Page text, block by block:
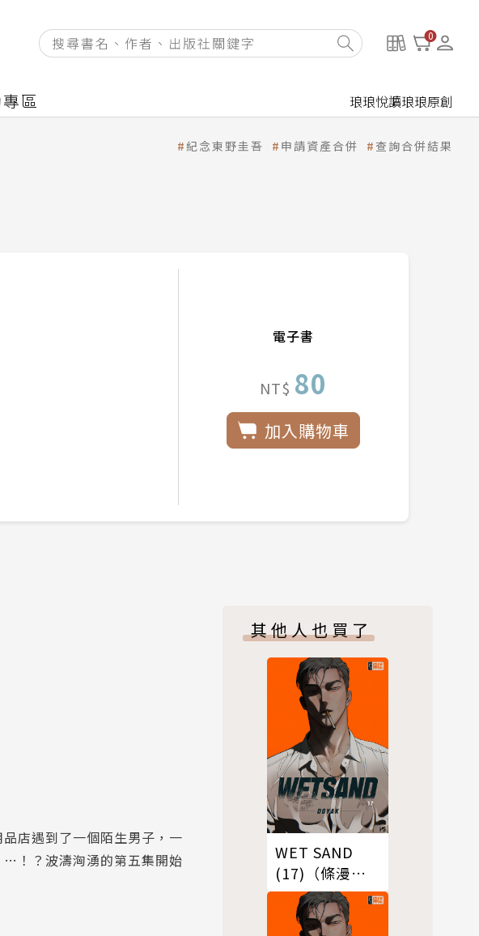
0
區 琅琅悅讀琅琅原創
紀念東野圭吾 申請資產合併 查詢合併結果
電子書
NT$ 80
加入購物車
店遇到了一個陌生男子，一
…！？波濤洶湧的第五集開始
其他人也買了
WET SAND
(17)（條漫
版）